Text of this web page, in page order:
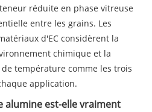
réduite en phase vitreuse
entre les grains. Les
d'EC considèrent la
chimique et la
température comme les trois
application.
alumine est-elle vraiment